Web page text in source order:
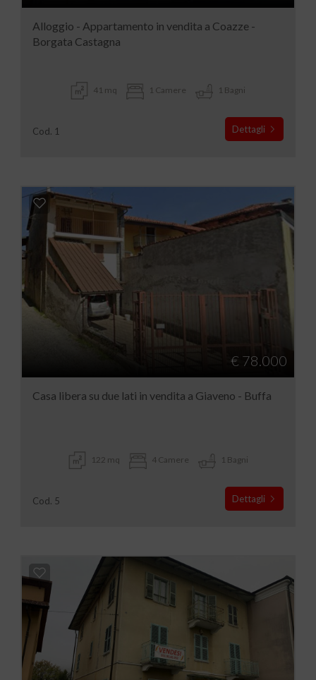
Alloggio - Appartamento in vendita a Coazze -
Borgata Castagna
41 mq 1 Camere 1 Bagni
Cod. 1 Dettagli
€ 78.000
Casa libera su due lati in vendita a Giaveno - Buffa
122 mq 4 Camere 1 Bagni
Cod. 5 Dettagli